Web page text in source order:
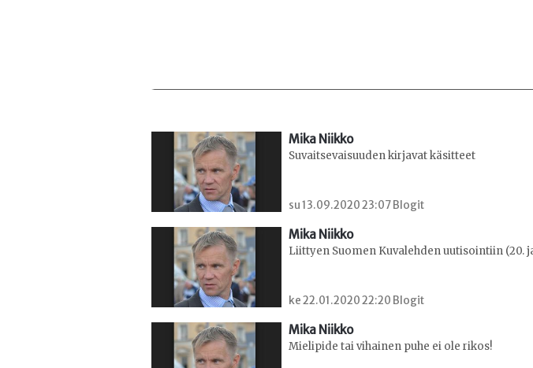
Mika Niikko
Suvaitsevaisuuden kirjavat käsitteet
su 13.09.2020 23:07 Blogit
Mika Niikko
Liittyen Suomen Kuvalehden uutisointiin (20.
ke 22.01.2020 22:20 Blogit
Mika Niikko
Mielipide tai vihainen puhe ei ole rikos!